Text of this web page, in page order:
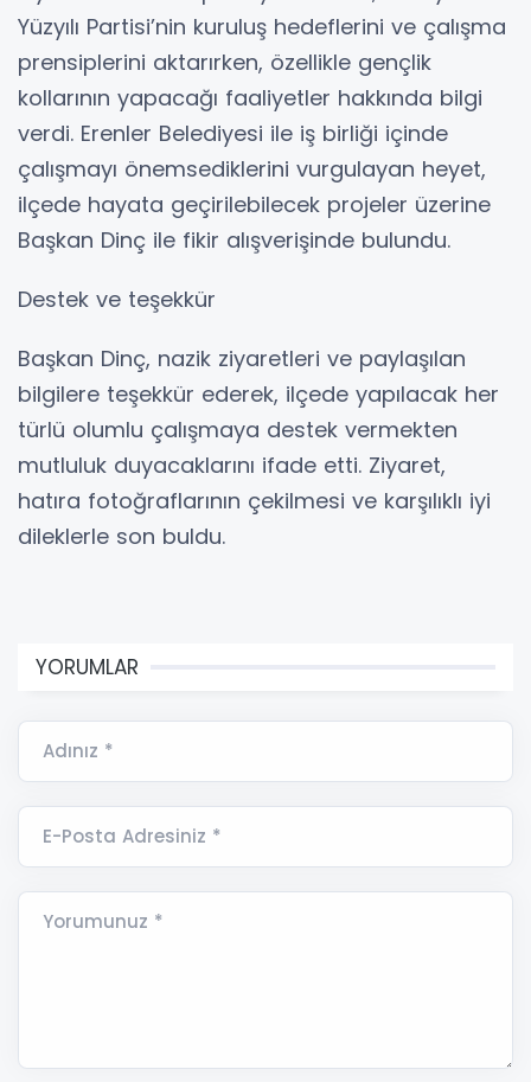
Yüzyılı Partisi’nin kuruluş hedeflerini ve çalışma
prensiplerini aktarırken, özellikle gençlik
kollarının yapacağı faaliyetler hakkında bilgi
verdi. Erenler Belediyesi ile iş birliği içinde
çalışmayı önemsediklerini vurgulayan heyet,
ilçede hayata geçirilebilecek projeler üzerine
Başkan Dinç ile fikir alışverişinde bulundu.
Destek ve teşekkür
Başkan Dinç, nazik ziyaretleri ve paylaşılan
bilgilere teşekkür ederek, ilçede yapılacak her
türlü olumlu çalışmaya destek vermekten
mutluluk duyacaklarını ifade etti. Ziyaret,
hatıra fotoğraflarının çekilmesi ve karşılıklı iyi
dileklerle son buldu.
YORUMLAR
Adınız *
E-Posta Adresiniz *
Yorumunuz *